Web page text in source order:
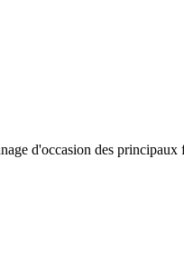
d'occasion des